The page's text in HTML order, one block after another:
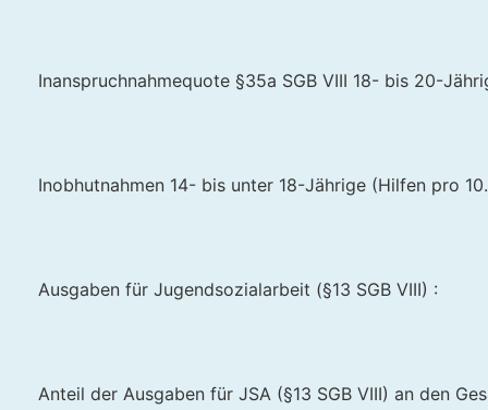
Inanspruchnahmequote §35a SGB VIII 18- bis 20-
Inobhutnahmen 14- bis unter 18-Jährige (Hilfen pro
Ausgaben für Jugendsozialarbeit (§13 SGB VIII) :
Anteil der Ausgaben für JSA (§13 SGB VIII) an den